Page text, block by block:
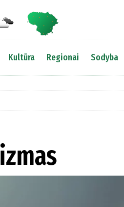
Kultūra Regionai Sodyba